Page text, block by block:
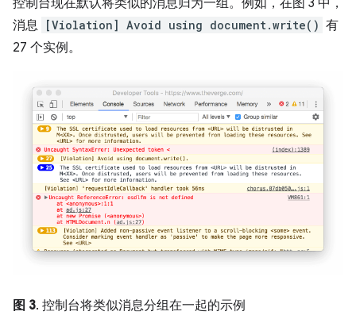
消息
[Violation] Avoid using document.write() 有
27 个实例。
图 3. 控制台将类似消息分组在一起的示例